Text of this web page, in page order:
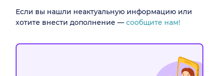
Если вы нашли неактуальную информацию или
хотите внести дополнение — сообщите нам!